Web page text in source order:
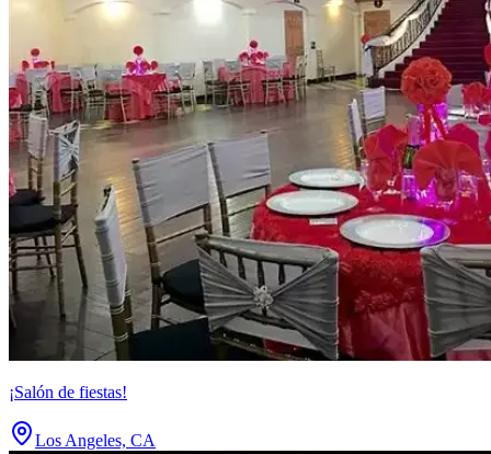
¡Salón de fiestas!
Los Angeles, CA